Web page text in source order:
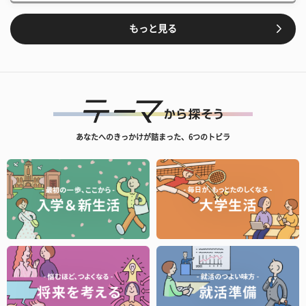
もっと見る
あなたへのきっかけが詰まった、6つのトビラ